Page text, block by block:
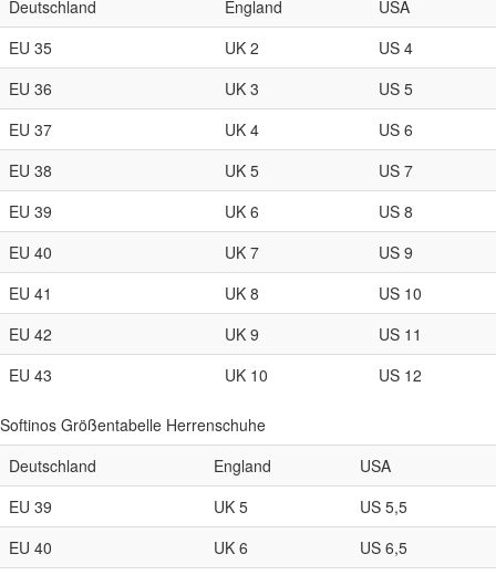
Deutschland
England
USA
EU 35
UK 2
US 4
EU 36
UK 3
US 5
EU 37
UK 4
US 6
EU 38
UK 5
US 7
EU 39
UK 6
US 8
EU 40
UK 7
US 9
EU 41
UK 8
US 10
EU 42
UK 9
US 11
EU 43
UK 10 US 12
Softinos Größentabelle Herrenschuhe
Deutschland
England
USA
EU 39
UK 5
US 5,5
EU 40
UK 6
US 6,5